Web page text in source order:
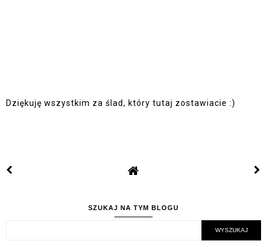
Dziękuję wszystkim za ślad, który tutaj zostawiacie :)
SZUKAJ NA TYM BLOGU